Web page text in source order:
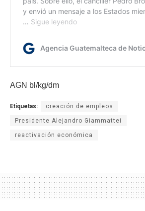
AGN bl/kg/dm
Etiquetas: creación de empleos
Presidente Alejandro Giammattei
reactivación económica